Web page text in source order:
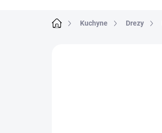
DomovKuchyne Drezy